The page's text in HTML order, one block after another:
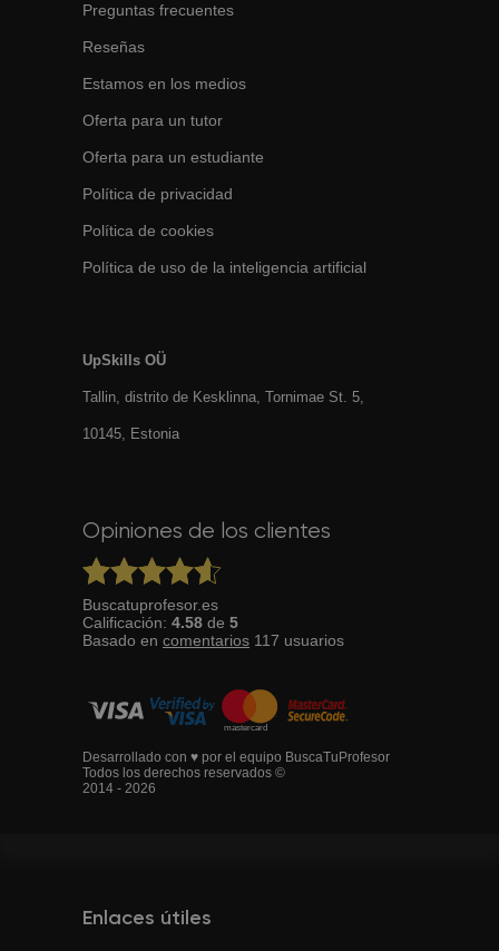
Preguntas frecuentes
Reseñas
Estamos en los medios
Oferta para un tutor
Oferta para un estudiante
Política de privacidad
Política de cookies
Política de uso de la inteligencia artificial
UpSkills OÜ
Tallin, distrito de Kesklinna, Tornimаe St. 5,
10145, Estonia
Opiniones de los clientes
Buscatuprofesor.es
Calificación: 4.58 de 5
Basado en comentarios 117 usuarios
Desarrollado con ♥ por el equipo BuscaTuProfesor
Todos los derechos reservados ©
2014 - 2026
Enlaces útiles